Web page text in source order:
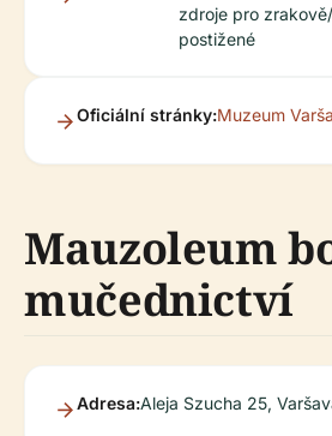
zdroje pro
postižené
Oficiální stránky:Muzeum
Mauzoleum
mučednictví
Adresa:Aleja Szucha 25,